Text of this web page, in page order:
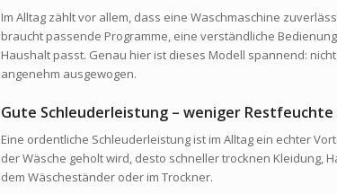
Im Alltag zählt vor allem, dass eine Waschmaschine
braucht passende Programme, eine verständliche
Haushalt passt. Genau hier ist dieses Modell spannend:
angenehm ausgewogen.
Gute Schleuderleistung – weniger Restfeuchte
Eine ordentliche Schleuderleistung ist im Alltag ein echter
der Wäsche geholt wird, desto schneller trocknen Kleidung,
dem Wäscheständer oder im Trockner.